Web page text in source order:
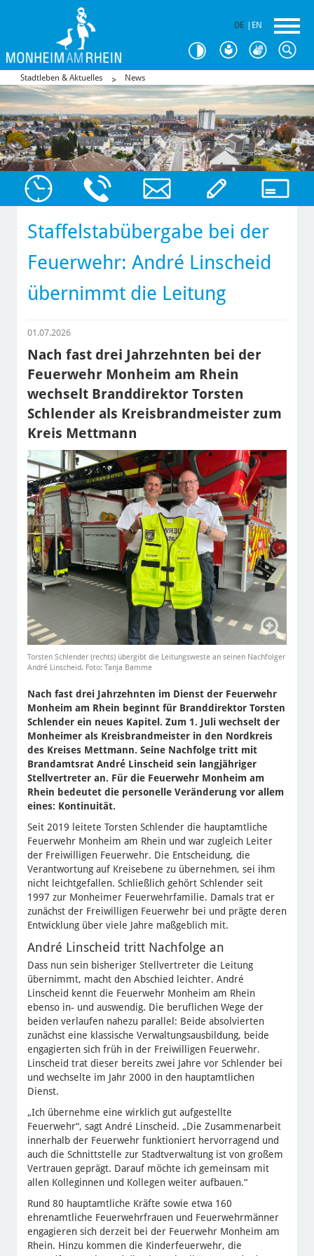
DE EN
Stadtleben & Aktuelles News
Staffelstabübergabe bei der
Feuerwehr: André Linscheid
übernimmt die Leitung
01.07.2026
Nach fast drei Jahrzehnten bei der
Feuerwehr Monheim am Rhein
wechselt Branddirektor Torsten
Schlender als Kreisbrandmeister zum
Kreis Mettmann
Torsten Schlender (rechts) übergibt die Leitungsweste an seinen Nachfolger
André Linscheid. Foto: Tanja Bamme
Nach fast drei Jahrzehnten im Dienst der Feuerwehr
Monheim am Rhein beginnt für Branddirektor Torsten
Schlender ein neues Kapitel. Zum 1. Juli wechselt der
Monheimer als Kreisbrandmeister in den Nordkreis
des Kreises Mettmann. Seine Nachfolge tritt mit
Brandamtsrat André Linscheid sein langjähriger
Stellvertreter an. Für die Feuerwehr Monheim am
Rhein bedeutet die personelle Veränderung vor allem
eines: Kontinuität.
Seit 2019 leitete Torsten Schlender die hauptamtliche
Feuerwehr Monheim am Rhein und war zugleich Leiter
der Freiwilligen Feuerwehr. Die Entscheidung, die
Verantwortung auf Kreisebene zu übernehmen, sei ihm
nicht leichtgefallen. Schließlich gehört Schlender seit
1997 zur Monheimer Feuerwehrfamilie. Damals trat er
zunächst der Freiwilligen Feuerwehr bei und prägte deren
Entwicklung über viele Jahre maßgeblich mit.
André Linscheid tritt Nachfolge an
Dass nun sein bisheriger Stellvertreter die Leitung
übernimmt, macht den Abschied leichter. André
Linscheid kennt die Feuerwehr Monheim am Rhein
ebenso in- und auswendig. Die beruflichen Wege der
beiden verlaufen nahezu parallel: Beide absolvierten
zunächst eine klassische Verwaltungsausbildung, beide
engagierten sich früh in der Freiwilligen Feuerwehr.
Linscheid trat dieser bereits zwei Jahre vor Schlender bei
und wechselte im Jahr 2000 in den hauptamtlichen
Dienst.
„Ich übernehme eine wirklich gut aufgestellte
Feuerwehr“, sagt André Linscheid. „Die Zusammenarbeit
innerhalb der Feuerwehr funktioniert hervorragend und
auch die Schnittstelle zur Stadtverwaltung ist von großem
Vertrauen geprägt. Darauf möchte ich gemeinsam mit
allen Kolleginnen und Kollegen weiter aufbauen.“
Rund 80 hauptamtliche Kräfte sowie etwa 160
ehrenamtliche Feuerwehrfrauen und Feuerwehrmänner
engagieren sich derzeit bei der Feuerwehr Monheim am
Rhein. Hinzu kommen die Kinderfeuerwehr, die